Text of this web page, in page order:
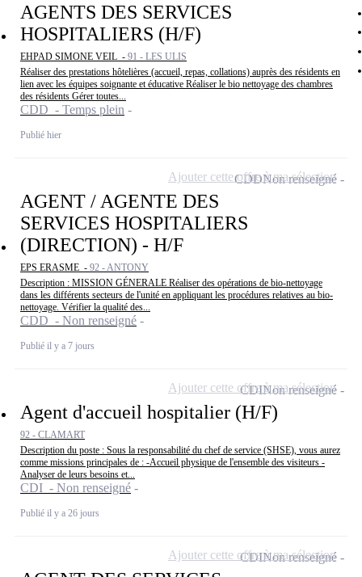
AGENTS DES SERVICES
HOSPITALIERS (H/F)
EHPAD SIMONE VEIL - 91 - LES ULIS
Réaliser des prestations hôtelières (accueil, repas, collations) auprès des résidents en
lien avec les équipes soignante et éducative Réaliser le bio nettoyage des chambres
des résidents Gérer toutes...
CDD - Temps plein
Publié hier
AGENT / AGENTE DES
SERVICES HOSPITALIERS
(DIRECTION) - H/F
EPS ERASME - 92 - ANTONY
Description : MISSION GÉNERALE Réaliser des opérations de bio-nettoyage
dans les différents secteurs de l'unité en appliquant les procédures relatives au bio-
nettoyage. Vérifier la qualité des...
CDD - Non renseigné
Publié il y a 7 jours
CDDNon renseigné
Ajouter cette offre à ma sélection
Agent d'accueil hospitalier (H/F)
92 - CLAMART
Description du poste : Sous la responsabilité du chef de service (SHSE), vous aurez
comme missions principales de : -Accueil physique de l'ensemble des visiteurs -
Analyser de leurs besoins et...
CDI - Non renseigné
Publié il y a 26 jours
CDINon renseigné
Ajouter cette offre à ma sélection
CDINon renseigné
Ajouter cette offre à ma sélection